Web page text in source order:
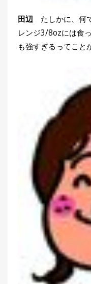
田辺 たしかに、何
レンジ3/8ozには食
も強すぎるってこと